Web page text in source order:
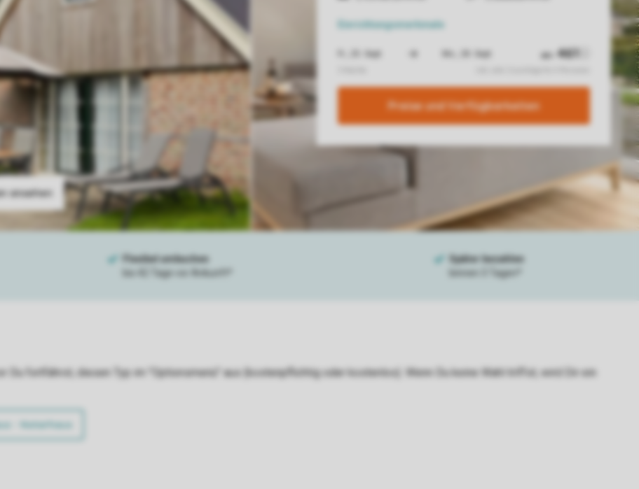
Einrichtungsmerkmale
Preise und Verfügbarkeiten
Du fortfährst, diesen Typ im "Optionsmenü" aus (kostenpflichtig oder kostenlos). Wenn Du keine Wahl triffst, wird Dir ein
- Notarhaus